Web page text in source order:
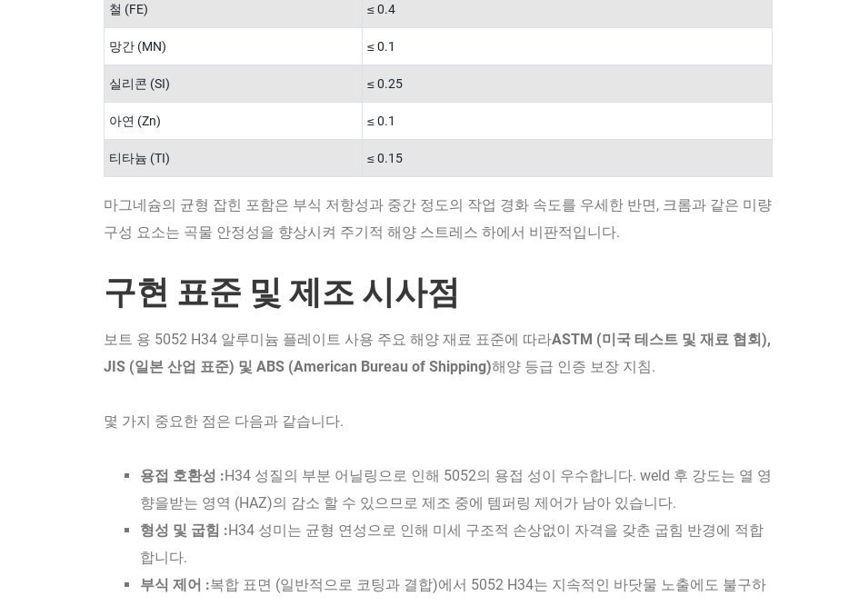
철 (FE) ≤ 0.4
망간 (MN) ≤ 0.1
실리콘 (SI) ≤ 0.25
아연 (Zn) ≤ 0.1
티타늄 (TI) ≤ 0.15
마그네슘의 균형 잡힌 포함은 부식 저항성과 중간 정도의 작업 경화 속도를 우세한 반면, 크롬과 같은 미량
구성 요소는 곡물 안정성을 향상시켜 주기적 해양 스트레스 하에서 비판적입니다.
구현 표준 및 제조 시사점
보트 용 5052 H34 알루미늄 플레이트 사용 주요 해양 재료 표준에 따라ASTM (미국 테스트 및 재료 협회),
JIS (일본 산업 표준) 및 ABS (American Bureau of Shipping)해양 등급 인증 보장 지침.
몇 가지 중요한 점은 다음과 같습니다.
용접 호환성 :H34 성질의 부분 어닐링으로 인해 5052의 용접 성이 우수합니다. weld 후 강도는 열 영
향을받는 영역 (HAZ)의 감소 할 수 있으므로 제조 중에 템퍼링 제어가 남아 있습니다.
형성 및 굽힘 :H34 성미는 균형 연성으로 인해 미세 구조적 손상없이 자격을 갖춘 굽힘 반경에 적합
합니다.
부식 제어 :복합 표면 (일반적으로 코팅과 결합)에서 5052 H34는 지속적인 바닷물 노출에도 불구하